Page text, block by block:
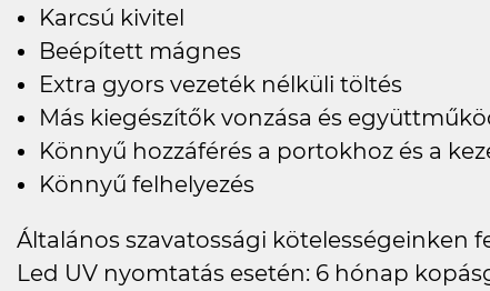
Karcsú kivitel
Beépített mágnes
Extra gyors vezeték nélküli töltés
Más kiegészítők vonzása és
Könnyű hozzáférés a portokhoz és a
Könnyű felhelyezés
Általános szavatossági kötelességeinken
Led UV nyomtatás esetén: 6 hónap